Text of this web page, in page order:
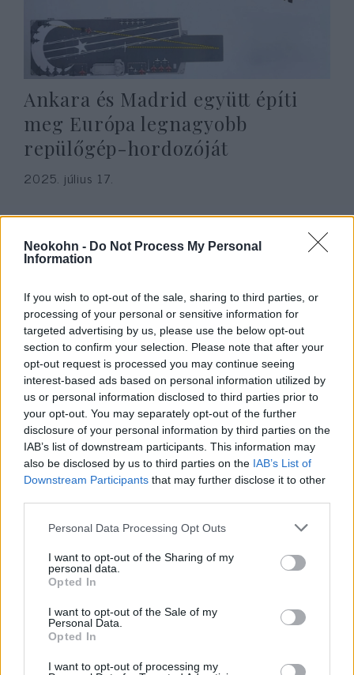
Neokohn - Do Not Process My Personal
Information
If you wish to opt-out of the sale, sharing to third parties, or
processing of your personal or sensitive information for
targeted advertising by us, please use the below opt-out
section to confirm your selection. Please note that after your
opt-out request is processed you may continue seeing
interest-based ads based on personal information utilized by
us or personal information disclosed to third parties prior to
your opt-out. You may separately opt-out of the further
disclosure of your personal information by third parties on the
IAB’s list of downstream participants. This information may
also be disclosed by us to third parties on the IAB’s List of
Downstream Participants that may further disclose it to other
Please note that this website/app uses one or more Google
not limited to your visit or usage behaviour. You may click to
grant or deny consent to Google and its third-party tags to
use your data for below specified purposes in below Google
consent section.
Personal Data Processing Opt Outs
I want to opt-out of the Sharing of my
personal data.
Opted In
I want to opt-out of the Sale of my
Personal Data.
Opted In
I want to opt-out of processing my
Ankara és Madrid együtt építi
meg Európa legnagyobb
repülőgép-hordozóját
2025. július 17.
Stoltenberg ment, Rutte jött: új
főtitkára lett a NATO-nak
2024. október 1.